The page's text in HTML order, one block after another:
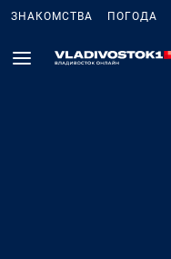
ЗНАКОМСТВА ПОГОДА